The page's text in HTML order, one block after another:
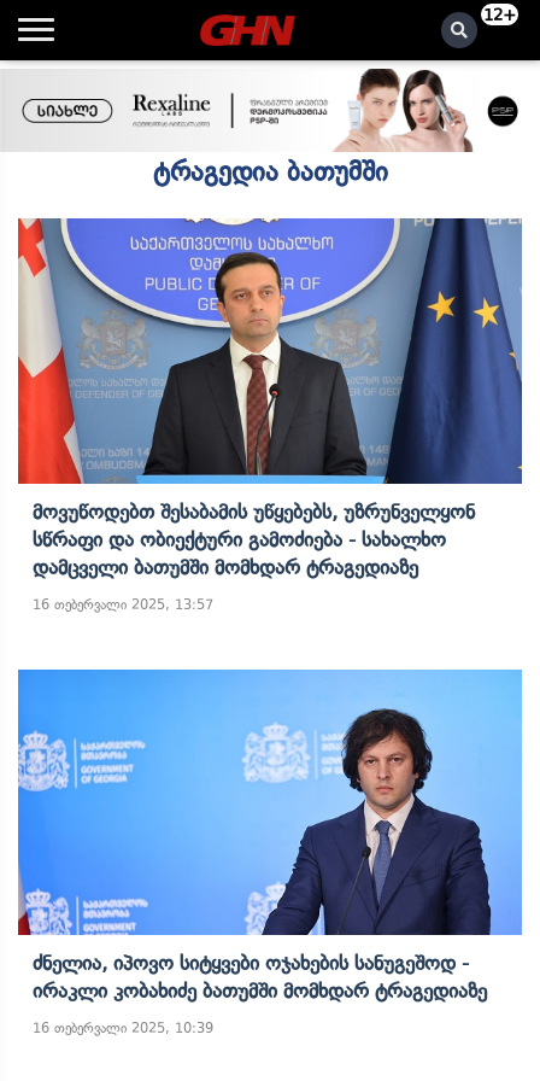
12+
ტრაგედია ბათუმში
Მოვუწოდებთ Შესაბამის Უწყებებს, Უზრუნველყონ
Სწრაფი Და Ობიექტური Გამოძიება - Სახალხო
Დამცველი Ბათუმში Მომხდარ Ტრაგედიაზე
16 თებერვალი 2025, 13:57
Ძნელია, Იპოვო Სიტყვები Ოჯახების Სანუგეშოდ -
Ირაკლი Კობახიძე Ბათუმში Მომხდარ Ტრაგედიაზე
16 თებერვალი 2025, 10:39